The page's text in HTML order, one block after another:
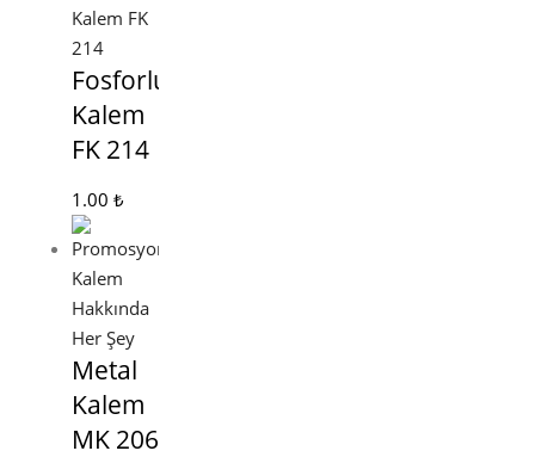
Fosforlu
Kalem
FK 214
1.00 ₺
Metal
Kalem
MK 206